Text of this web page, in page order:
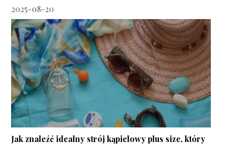
2025-08-20
Jak znaleźć idealny strój kąpielowy plus size, który